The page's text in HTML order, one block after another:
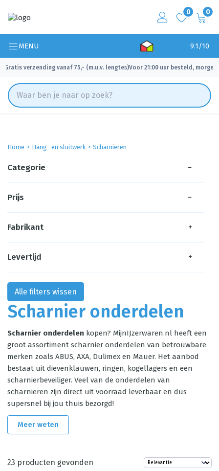
0 0
MENU 9.1/10
Gratis verzending vanaf 75,- (m.u.v. lengtes)
✓ Voor 21:00 uur besteld, morgen
Home Hang- en sluitwerk Scharnieren
Scharnier onderdelen
Scharnier onderdelen kopen? MijnIJzerwaren.nl heeft een
groot assortiment scharnier onderdelen van betrouwbare
merken zoals ABUS, AXA, Dulimex en Mauer. Het aanbod
bestaat uit dievenklauwen, ringen, kogellagers en een
scharnierbeveiliger. Veel van de onderdelen van
scharnieren zijn direct uit voorraad leverbaar en dus
supersnel bij jou thuis bezorgd!
Meer weten
23 producten gevonden
Categorie −
Prijs −
Fabrikant +
Levertijd +
Alle filters wissen